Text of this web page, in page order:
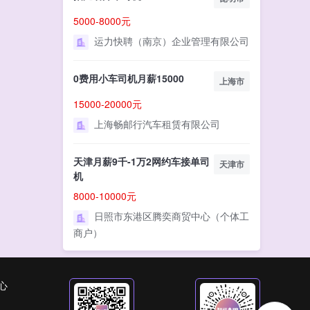
5000-8000元
运力快聘（南京）企业管理有限公司
0费用小车司机月薪15000 上海市
15000-20000元
上海畅邮行汽车租赁有限公司
天津月薪9千-1万2网约车接单司
机
天津市
8000-10000元
日照市东港区腾奕商贸中心（个体工
商户）